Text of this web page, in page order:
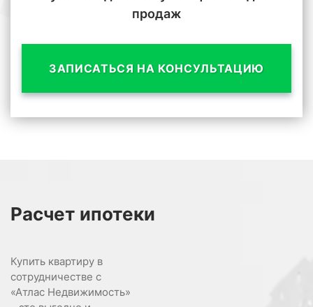
продаж
ЗАПИСАТЬСЯ НА КОНСУЛЬТАЦИЮ
Расчет ипотеки
Купить квартиру в
сотрудничестве с
«Атлас Недвижимость»